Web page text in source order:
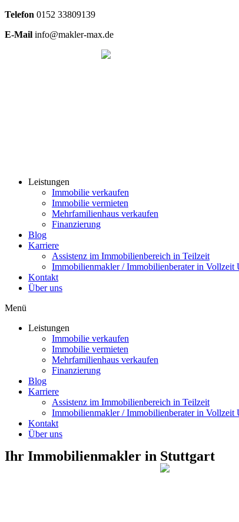
Telefon 0152 33809139
E-Mail info@makler-max.de
Leistungen
Immobilie verkaufen
Immobilie vermieten
Mehrfamilienhaus verkaufen
Finanzierung
Blog
Karriere
Assistenz im Immobilienbereich in Teilzeit
Immobilienmakler / Immobilienberater in Vollzeit
Kontakt
Über uns
Menü
Leistungen
Immobilie verkaufen
Immobilie vermieten
Mehrfamilienhaus verkaufen
Finanzierung
Blog
Karriere
Assistenz im Immobilienbereich in Teilzeit
Immobilienmakler / Immobilienberater in Vollzeit
Kontakt
Über uns
Ihr Immobilienmakler in Stuttgart